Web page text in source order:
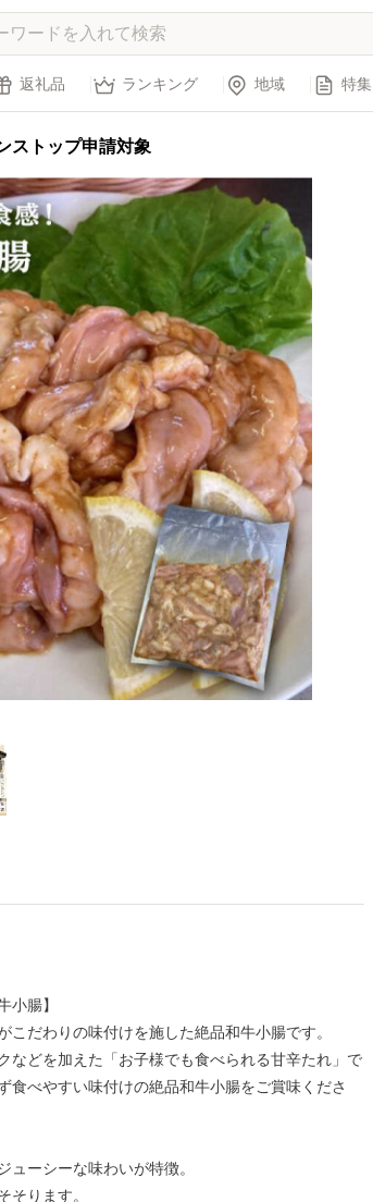
返礼品 ランキング 地域 特集
ストップ申請対象
小腸】
だわりの味付けを施した絶品和牛小腸です。
などを加えた「お子様でも食べられる甘辛たれ」で
食べやすい味付けの絶品和牛小腸をご賞味くださ
ューシーな味わいが特徴。
そります。